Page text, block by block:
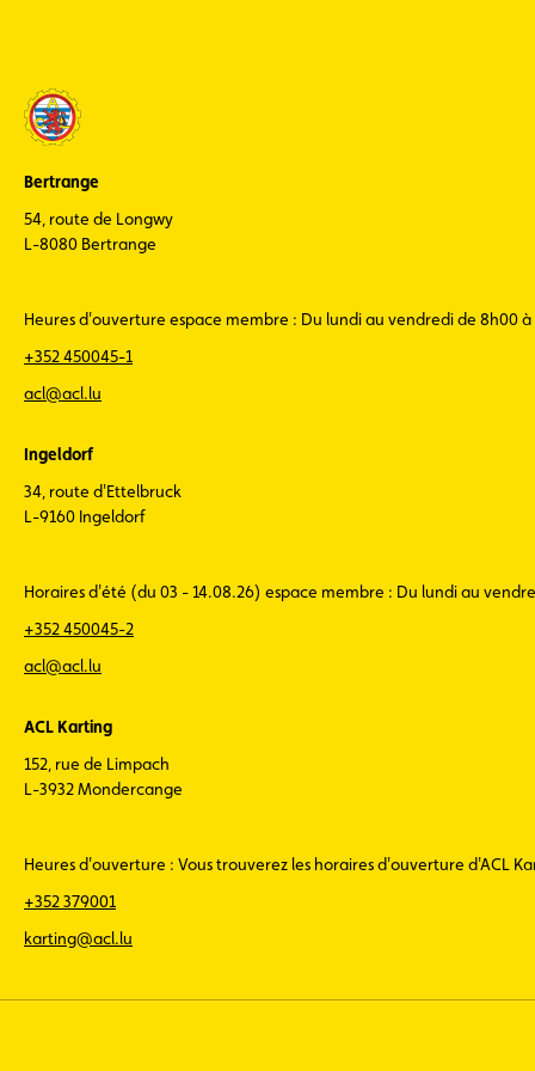
Bertrange
54, route de Longwy
L-8080 Bertrange
Heures d'ouverture espace membre : Du lundi au vendredi de 8h00 à
+352 450045-1
acl@acl.lu
Ingeldorf
34, route d'Ettelbruck
L-9160 Ingeldorf
Horaires d'été (du 03 - 14.08.26) espace membre : Du lundi au
+352 450045-2
acl@acl.lu
ACL Karting
152, rue de Limpach
L-3932 Mondercange
Heures d'ouverture : Vous trouverez les horaires d'ouverture d'ACL
+352 379001
karting@acl.lu